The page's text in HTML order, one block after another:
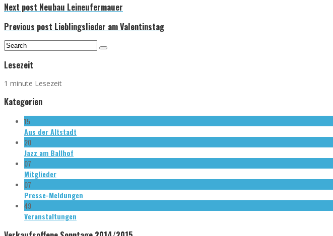
Next post Neubau Leineufermauer
Previous post Lieblingslieder am Valentinstag
Lesezeit
1 minute Lesezeit
Kategorien
15
Aus der Altstadt
20
Jazz am Ballhof
07
Mitglieder
07
Presse-Meldungen
49
Veranstaltungen